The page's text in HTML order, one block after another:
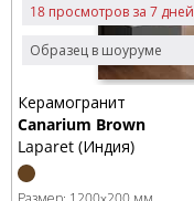
Образец в шоуруме
18 просмотров за 7 дней
Керамогранит
Canarium Brown
Laparet (Индия)